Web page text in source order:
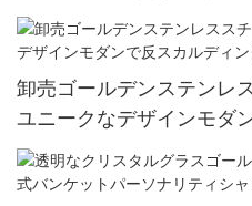
ット
卸売ゴールデンステンレ
ユニークなデザインモダ
ンレス鋼カトラリー